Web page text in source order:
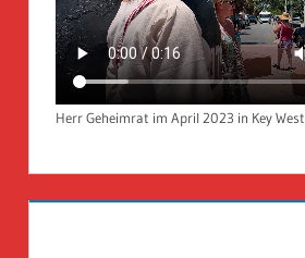
Herr Geheimrat im April 2023 in Key West